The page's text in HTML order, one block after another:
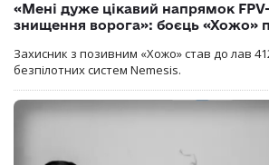
«Мені дуже цікавий напрямок
знищення ворога»: боєць «Хожо»
Захисник з позивним «Хожо» став до лав
безпілотних систем Nemesis.